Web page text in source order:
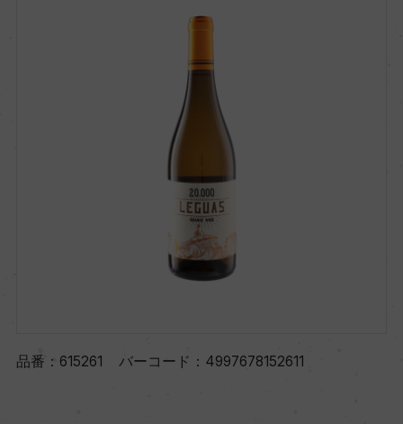
品番： 615261 バーコード： 4997678152611